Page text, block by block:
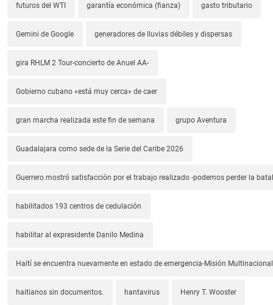
futuros del WTI garantía económica (fianza) gasto tributario
Gemini de Google generadores de lluvias débiles y dispersas
gira RHLM 2 Tour-concierto de Anuel AA-
Gobierno cubano «está muy cerca» de caer
gran marcha realizada este fin de semana grupo Aventura
Guadalajara como sede de la Serie del Caribe 2026
Guerrero mostró satisfacción por el trabajo realizado -podemos perder la
habilitados 193 centros de cedulación
habilitar al expresidente Danilo Medina
Haití se encuentra nuevamente en estado de emergencia-Misión
haitianos sin documentos. hantavirus Henry T. Wooster